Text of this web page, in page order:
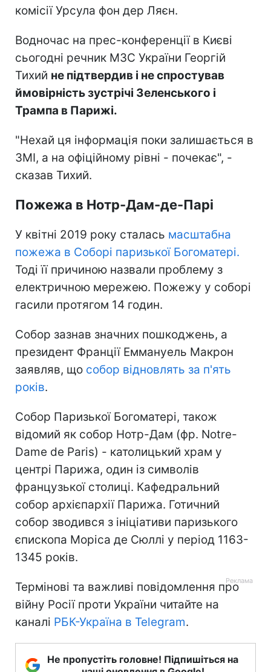
комісії Урсула фон дер Ляєн.
Водночас на прес-конференції в Києві
сьогодні речник МЗС України Георгій
Тихий не підтвердив і не спростував
ймовірність зустрічі Зеленського і
Трампа в Парижі.
"Нехай ця інформація поки залишається в
ЗМІ, а на офіційному рівні - почекає", -
сказав Тихий.
Пожежа в Нотр-Дам-де-Парі
У квітні 2019 року сталась масштабна
пожежа в Соборі паризької Богоматері.
Тоді її причиною назвали проблему з
електричною мережею. Пожежу у соборі
гасили протягом 14 годин.
Собор зазнав значних пошкоджень, а
президент Франції Еммануель Макрон
заявляв, що собор відновлять за п'ять
років.
Собор Паризької Богоматері, також
відомий як собор Нотр-Дам (фр. Notre-
Dame de Paris) - католицький храм у
центрі Парижа, один із символів
французької столиці. Кафедральний
собор архієпархії Парижа. Готичний
собор зводився з ініціативи паризького
єпископа Моріса де Сюллі у період 1163-
1345 років.
Термінові та важливі повідомлення про
війну Росії проти України читайте на
каналі РБК-Україна в Telegram.
Не пропустіть головне! Підпишіться на